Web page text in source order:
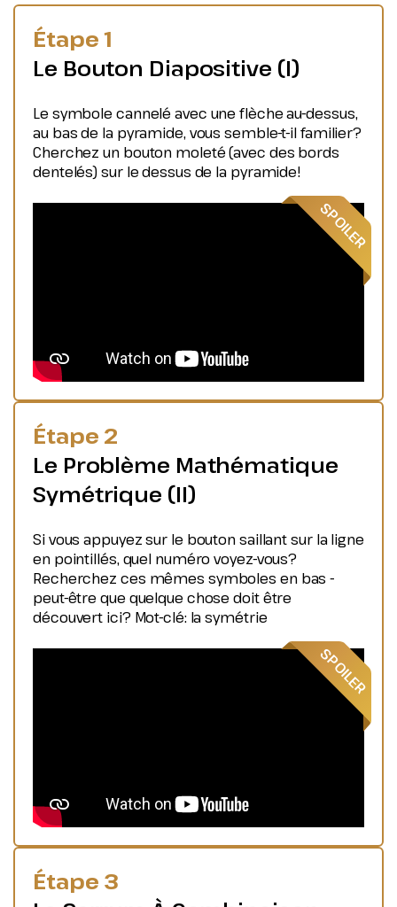
Étape 1
Le Bouton Diapositive (I)
Le symbole cannelé avec une flèche au-dessus,
au bas de la pyramide, vous semble-t-il familier?
Cherchez un bouton moleté (avec des bords
dentelés) sur le dessus de la pyramide!
Étape 2
Le Problème Mathématique
Symétrique (II)
Si vous appuyez sur le bouton saillant sur la ligne
en pointillés, quel numéro voyez-vous?
Recherchez ces mêmes symboles en bas -
peut-être que quelque chose doit être
découvert ici? Mot-clé: la symétrie
Étape 3